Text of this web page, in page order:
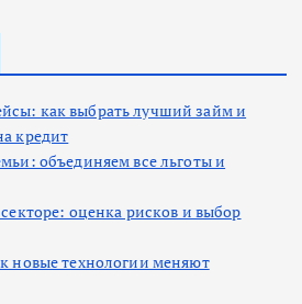
как выбрать лучший займ и
кредит
объединяем все льготы и
оценка рисков и выбор
новые технологии меняют